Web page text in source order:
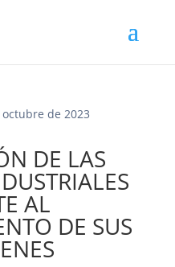
de 2023
DE LAS
AL
DE SUS